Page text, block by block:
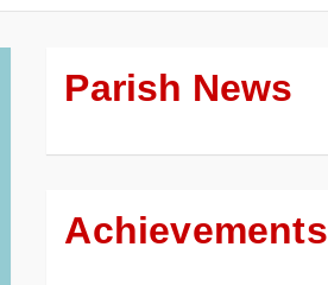
Parish News
Achievements